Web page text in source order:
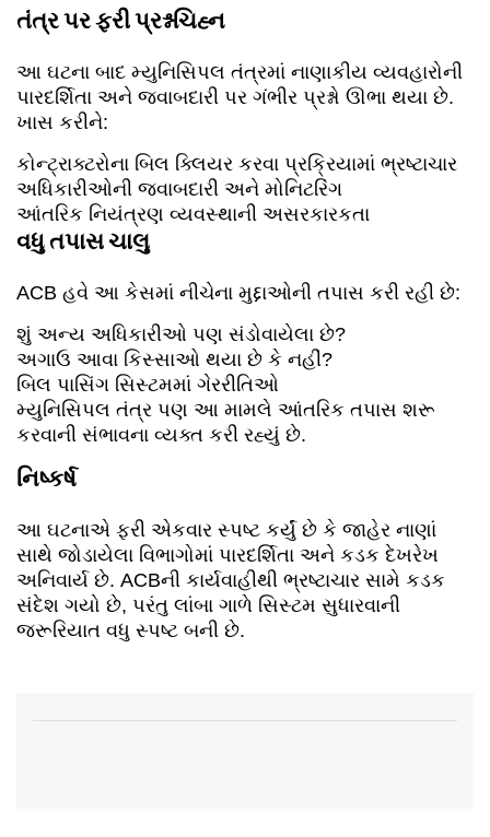
તંત્ર પર ફરી પ્રશ્નચિહ્ન
આ ઘટના બાદ મ્યુનિસિપલ તંત્રમાં નાણાકીય વ્યવહારોની
પારદર્શિતા અને જવાબદારી પર ગંભીર પ્રશ્નો ઊભા થયા છે.
ખાસ કરીને:
કોન્ટ્રાક્ટરોના બિલ ક્લિયર કરવા પ્રક્રિયામાં ભ્રષ્ટાચાર
અધિકારીઓની જવાબદારી અને મોનિટરિંગ
આંતરિક નિયંત્રણ વ્યવસ્થાની અસરકારકતા
વધુ તપાસ ચાલુ
ACB હવે આ કેસમાં નીચેના મુદ્દાઓની તપાસ કરી રહી છે:
શું અન્ય અધિકારીઓ પણ સંડોવાયેલા છે?
અગાઉ આવા કિસ્સાઓ થયા છે કે નહીં?
બિલ પાસિંગ સિસ્ટમમાં ગેરરીતિઓ
મ્યુનિસિપલ તંત્ર પણ આ મામલે આંતરિક તપાસ શરૂ
કરવાની સંભાવના વ્યક્ત કરી રહ્યું છે.
નિષ્કર્ષ
આ ઘટનાએ ફરી એકવાર સ્પષ્ટ કર્યું છે કે જાહેર નાણાં
સાથે જોડાયેલા વિભાગોમાં પારદર્શિતા અને કડક દેખરેખ
અનિવાર્ય છે. ACBની કાર્યવાહીથી ભ્રષ્ટાચાર સામે કડક
સંદેશ ગયો છે, પરંતુ લાંબા ગાળે સિસ્ટમ સુધારવાની
જરૂરિયાત વધુ સ્પષ્ટ બની છે.